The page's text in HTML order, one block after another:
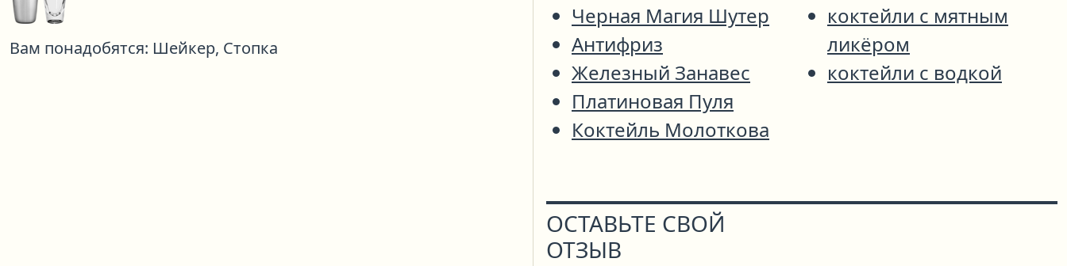
Вам понадобятся: Шейкер, Стопка
Черная Магия Шутер
Антифриз
Железный Занавес
Платиновая Пуля
Коктейль Молоткова
коктейли с мятным
ликёром
коктейли с водкой
ОСТАВЬТЕ СВОЙ
ОТЗЫВ